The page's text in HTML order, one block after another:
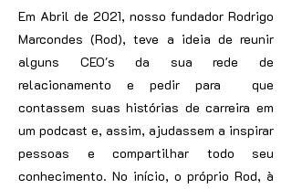
Em Abril de 2021, nosso fundador Rodrigo
Marcondes (Rod), teve a ideia de reunir
alguns CEO's da sua rede de
relacionamento e pedir para que
contassem suas histórias de carreira em
um podcast e, assim, ajudassem a inspirar
pessoas e compartilhar todo seu
conhecimento. No início, o próprio Rod, à